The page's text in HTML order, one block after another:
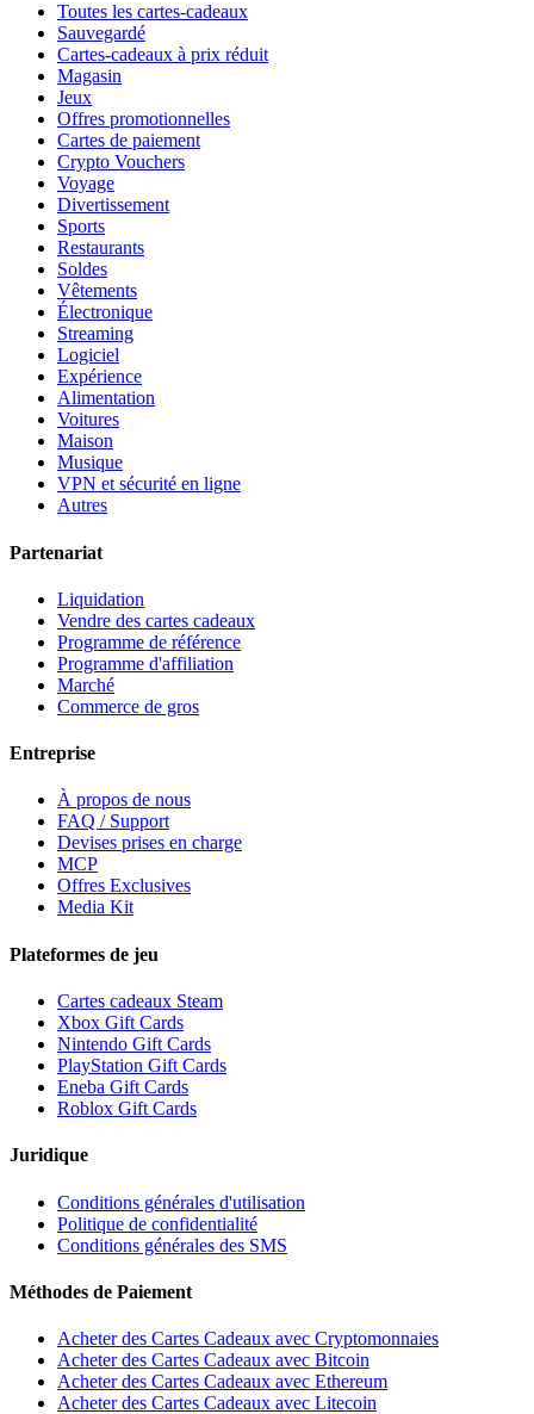
Toutes les cartes-cadeaux
Sauvegardé
Cartes-cadeaux à prix réduit
Magasin
Jeux
Offres promotionnelles
Cartes de paiement
Crypto Vouchers
Voyage
Divertissement
Sports
Restaurants
Soldes
Vêtements
Électronique
Streaming
Logiciel
Expérience
Alimentation
Voitures
Maison
Musique
VPN et sécurité en ligne
Autres
Partenariat
Liquidation
Vendre des cartes cadeaux
Programme de référence
Programme d'affiliation
Marché
Commerce de gros
Entreprise
À propos de nous
FAQ / Support
Devises prises en charge
MCP
Offres Exclusives
Media Kit
Plateformes de jeu
Cartes cadeaux Steam
Xbox Gift Cards
Nintendo Gift Cards
PlayStation Gift Cards
Eneba Gift Cards
Roblox Gift Cards
Juridique
Conditions générales d'utilisation
Politique de confidentialité
Conditions générales des SMS
Méthodes de Paiement
Acheter des Cartes Cadeaux avec Cryptomonnaies
Acheter des Cartes Cadeaux avec Bitcoin
Acheter des Cartes Cadeaux avec Ethereum
Acheter des Cartes Cadeaux avec Litecoin